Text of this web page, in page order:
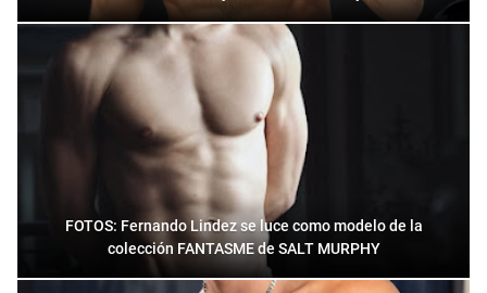
FOTOS: Fernando Lindez se luce como modelo de la
colección FANTASME de SALT MURPHY